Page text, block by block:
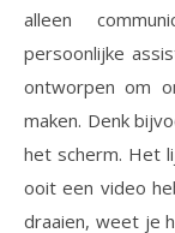
alleen
persoonlijke
ontworpen om
maken. Denk
het scherm. Het
ooit een video
draaien, weet je